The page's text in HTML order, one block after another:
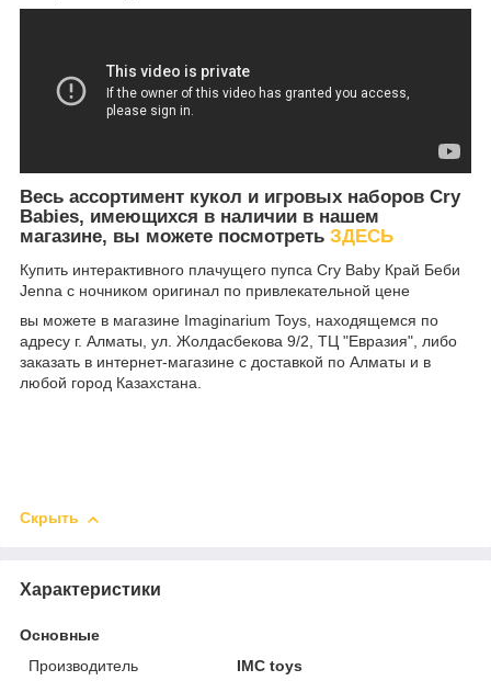
Весь ассортимент кукол и игровых наборов Cry
Babies, имеющихся в наличии в нашем
магазине, вы можете посмотреть ЗДЕСЬ
Купить интерактивного плачущего пупса Cry Baby Край Беби
Jenna с ночником оригинал по привлекательной цене
вы можете в магазине Imaginarium Toys, находящемся по
адресу г. Алматы, ул. Жолдасбекова 9/2, ТЦ "Евразия", либо
заказать в интернет-магазине с доставкой по Алматы и в
любой город Казахстана.
Скрыть
Характеристики
Основные
Производитель
IMC toys